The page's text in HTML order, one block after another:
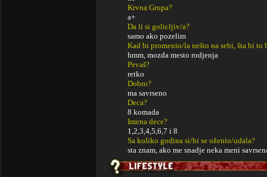
Krvna Grupa?
a+
Da li si golicljiv/a?
samo ako pozelim
Kad bi promenio/la nešto na sebi, šta bi to
hmm, mozda mesto rodjenja
Pevaš?
retko
Dobro?
ma savrseno
Deca?
8 komada
Imena dece?
1,2,3,4,5,6,7 i 8
Sa koliko godina si/bi se oženio/udala?
sta znam, ako me snadje neka meni